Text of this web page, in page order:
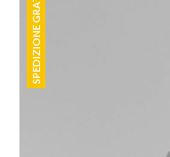
SPEDIZIONE GRATUITA
SPEDIZIONE GRATUITA